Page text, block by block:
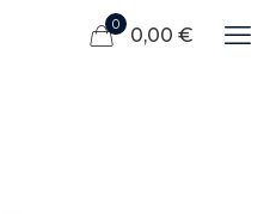
0 0,00 €